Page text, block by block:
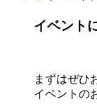
イベント
まずはぜひ
イベントの